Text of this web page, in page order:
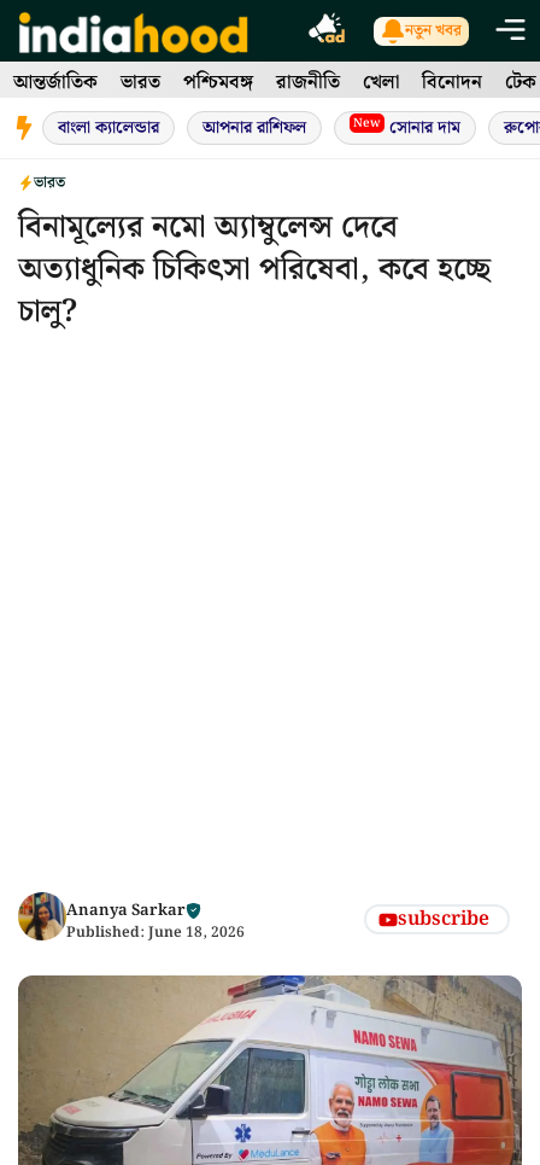
Skip
to
content
নতুন খবর
আন্তর্জাতিক ভারত পশ্চিমবঙ্গ রাজনীতি খেলা বিনোদন টেক
বাংলা ক্যালেন্ডার আপনার রাশিফল New সোনার দাম
ভারত
বিনামূল্যের নমো অ্যাম্বুলেন্স দেবে
অত্যাধুনিক চিকিৎসা পরিষেবা, কবে হচ্ছে
চালু?
Ananya Sarkar
Published: June 18, 2026 subscribe